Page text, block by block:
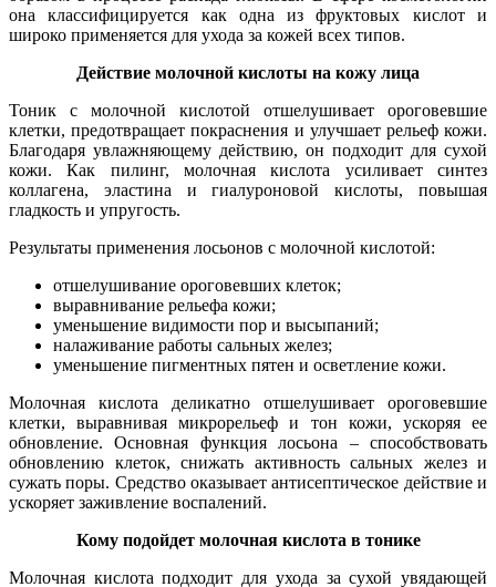
она классифицируется как одна из фруктовых кислот и
широко применяется для ухода за кожей всех типов.
Действие молочной кислоты на кожу лица
Тоник с молочной кислотой отшелушивает ороговевшие
клетки, предотвращает покраснения и улучшает рельеф кожи.
Благодаря увлажняющему действию, он подходит для сухой
кожи. Как пилинг, молочная кислота усиливает синтез
коллагена, эластина и гиалуроновой кислоты, повышая
гладкость и упругость.
Результаты применения лосьонов с молочной кислотой:
отшелушивание ороговевших клеток;
выравнивание рельефа кожи;
уменьшение видимости пор и высыпаний;
налаживание работы сальных желез;
уменьшение пигментных пятен и осветление кожи.
Молочная кислота деликатно отшелушивает ороговевшие
клетки, выравнивая микрорельеф и тон кожи, ускоряя ее
обновление. Основная функция лосьона – способствовать
обновлению клеток, снижать активность сальных желез и
сужать поры. Средство оказывает антисептическое действие и
ускоряет заживление воспалений.
Кому подойдет молочная кислота в тонике
Молочная кислота подходит для ухода за сухой увядающей